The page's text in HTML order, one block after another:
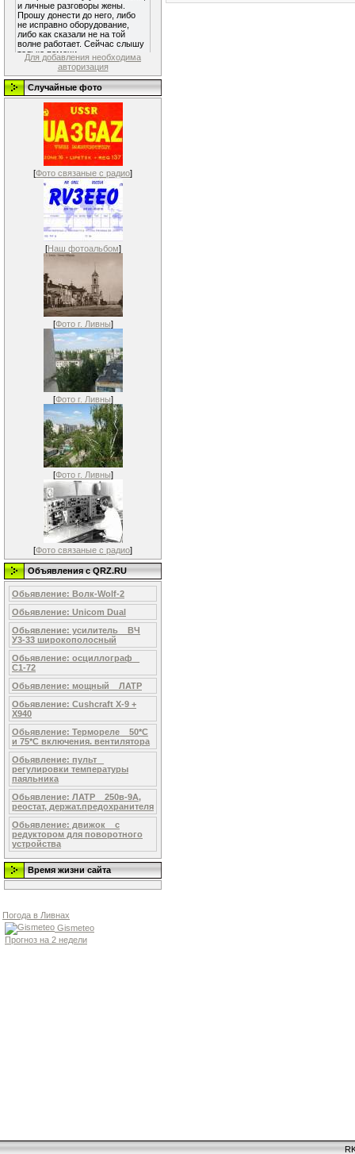
Для добавления необходима
авторизация
Случайные фото
[Фото связаные с радио]
[Наш фотоальбом]
[Фото г. Ливны]
[Фото г. Ливны]
[Фото г. Ливны]
[Фото связаные с радио]
Объявления c QRZ.RU
Обьявление: Волк-Wolf-2
Обьявление: Unicom Dual
Обьявление: усилитель _ ВЧ
У3-33 широкополосный
Обьявление: осциллограф _
С1-72
Обьявление: мощный _ ЛАТР
Обьявление: Cushcraft X-9 +
X940
Обьявление: Термореле _ 50*С
и 75*С включения. вентилятора
Обьявление: пульт _
регулировки температуры
паяльника
Обьявление: ЛАТР _ 250в-9А,
реостат, держат.предохранителя
Обьявление: движок _ с
редуктором для поворотного
устройства
Время жизни сайта
Погода в Ливнах
Gismeteo
Прогноз на 2 недели